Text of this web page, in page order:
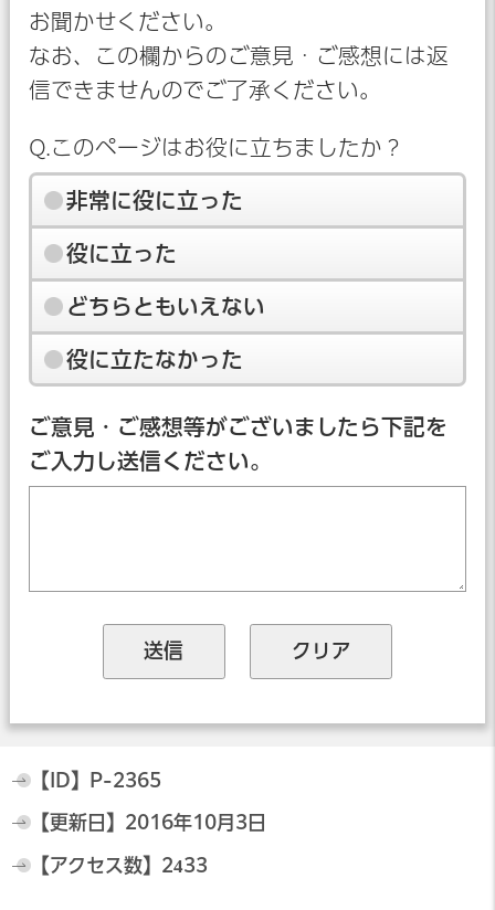
お聞かせください。
なお、この欄からのご意見・ご感想には返
信できませんのでご了承ください。
Q.このページはお役に立ちましたか？
非常に役に立った
役に立った
どちらともいえない
役に立たなかった
ご意見・ご感想等がございましたら下記を
ご入力し送信ください。
【ID】 P-2365
【更新日】 2016年10月3日
【アクセス数】 2433